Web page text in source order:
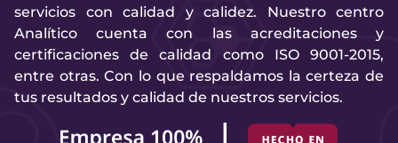
servicios con calidad y calidez. Nuestro centro
Analítico cuenta con las acreditaciones y
certificaciones de calidad como ISO 9001-2015,
entre otras. Con lo que respaldamos la certeza de
tus resultados y calidad de nuestros servicios.